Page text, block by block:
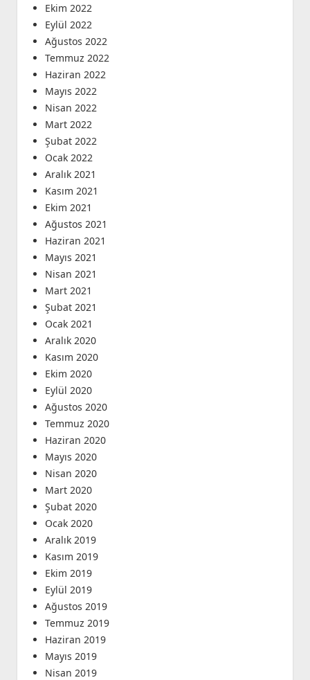
Ekim 2022
Eylül 2022
Ağustos 2022
Temmuz 2022
Haziran 2022
Mayıs 2022
Nisan 2022
Mart 2022
Şubat 2022
Ocak 2022
Aralık 2021
Kasım 2021
Ekim 2021
Ağustos 2021
Haziran 2021
Mayıs 2021
Nisan 2021
Mart 2021
Şubat 2021
Ocak 2021
Aralık 2020
Kasım 2020
Ekim 2020
Eylül 2020
Ağustos 2020
Temmuz 2020
Haziran 2020
Mayıs 2020
Nisan 2020
Mart 2020
Şubat 2020
Ocak 2020
Aralık 2019
Kasım 2019
Ekim 2019
Eylül 2019
Ağustos 2019
Temmuz 2019
Haziran 2019
Mayıs 2019
Nisan 2019